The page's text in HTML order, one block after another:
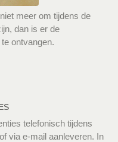
meer om tijdens de
dan is er de
ontvangen.
telefonisch tijdens
via e-mail aanleveren. In